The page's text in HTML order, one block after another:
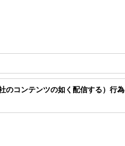
のコンテンツの如く配信する）行為